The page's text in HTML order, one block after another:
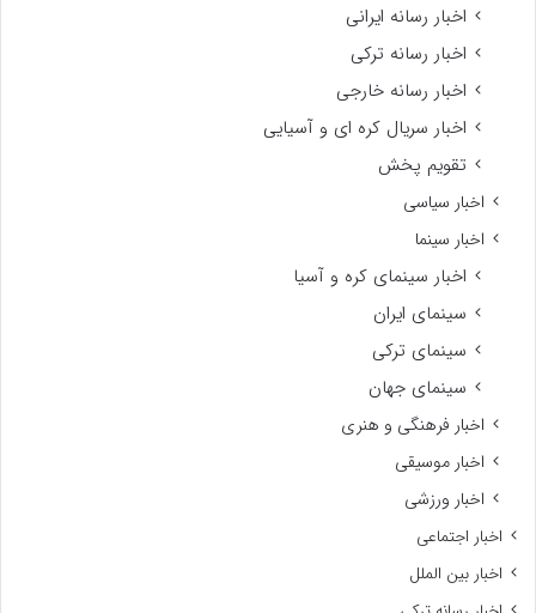
اخبار رسانه ایرانی
اخبار رسانه ترکی
اخبار رسانه خارجی
اخبار سریال کره ای و آسیایی
تقویم پخش
اخبار سیاسی
اخبار سینما
اخبار سینمای کره و آسیا
سینمای ایران
سینمای ترکی
سینمای جهان
اخبار فرهنگی و هنری
اخبار موسیقی
اخبار ورزشی
اخبار اجتماعی
اخبار بین الملل